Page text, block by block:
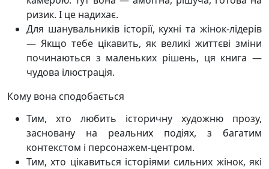
ризик. І це надихає.
Для шанувальників історії, кухні та жінок-лідерів
— Якщо тебе цікавить, як великі життєві зміни
починаються з маленьких рішень, ця книга —
чудова ілюстрація.
Кому вона сподобається
Тим, хто любить історичну художню прозу,
засновану на реальних подіях, з багатим
контекстом і персонажем-центром.
Тим, хто цікавиться історіями сильних жінок, які